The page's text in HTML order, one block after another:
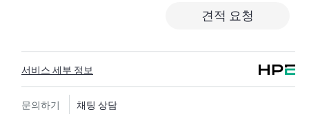
보유한 전문 기술 리소스에 대한 액세스를 제공받으며,
지 않도록 합니다.
HPE Tech Care 서비스는 지원 대상 제품의 운영, 관리, 보
안에 대한 일반 기술 안내를 제공함으로써 기존의 지원
견적 요청
서비스 세부 정보
문의하기 채팅 상담